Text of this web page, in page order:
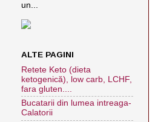
un...
ALTE PAGINI
Retete Keto (dieta
ketogenică), low carb, LCHF,
fara gluten....
Bucatarii din lumea intreaga-
Calatorii